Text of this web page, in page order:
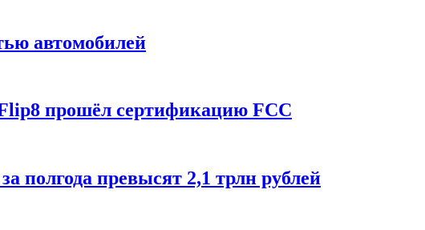
автомобилей
прошёл сертификацию FCC
полгода превысят 2,1 трлн рублей